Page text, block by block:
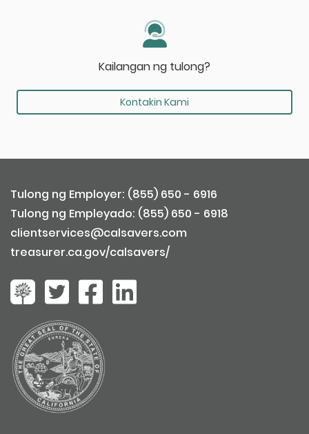
Kailangan ng tulong?
Kontakin Kami
Tulong ng Employer: (855) 650 - 6916
Tulong ng Empleyado: (855) 650 - 6918
clientservices@calsavers.com
treasurer.ca.gov/calsavers/